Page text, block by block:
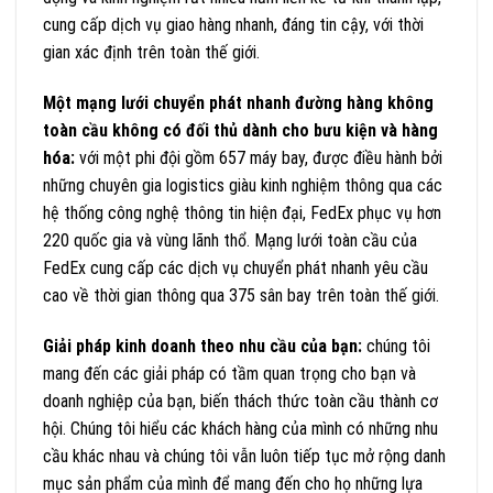
cung cấp dịch vụ giao hàng nhanh, đáng tin cậy, với thời
gian xác định trên toàn thế giới.
Một mạng lưới chuyển phát nhanh đường hàng không
toàn cầu không có đối thủ dành cho bưu kiện và hàng
hóa: với một phi đội gồm 657 máy bay, được điều hành bởi
những chuyên gia logistics giàu kinh nghiệm thông qua các
hệ thống công nghệ thông tin hiện đại, FedEx phục vụ hơn
220 quốc gia và vùng lãnh thổ. Mạng lưới toàn cầu của
FedEx cung cấp các dịch vụ chuyển phát nhanh yêu cầu
cao về thời gian thông qua 375 sân bay trên toàn thế giới.
Giải pháp kinh doanh theo nhu cầu của bạn: chúng tôi
mang đến các giải pháp có tầm quan trọng cho bạn và
doanh nghiệp của bạn, biến thách thức toàn cầu thành cơ
hội. Chúng tôi hiểu các khách hàng của mình có những nhu
cầu khác nhau và chúng tôi vẫn luôn tiếp tục mở rộng danh
mục sản phẩm của mình để mang đến cho họ những lựa